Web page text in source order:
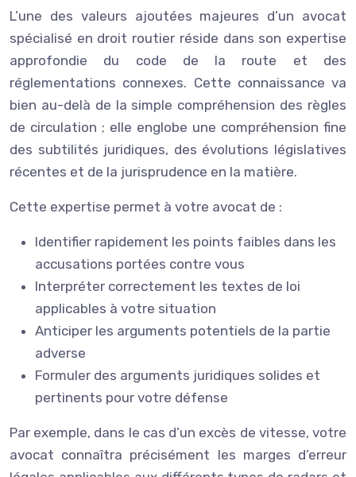
L’une des valeurs ajoutées majeures d’un avocat
spécialisé en droit routier réside dans son expertise
approfondie du code de la route et des
réglementations connexes. Cette connaissance va
bien au-delà de la simple compréhension des règles
de circulation ; elle englobe une compréhension fine
des subtilités juridiques, des évolutions législatives
récentes et de la jurisprudence en la matière.
Cette expertise permet à votre avocat de :
Identifier rapidement les points faibles dans les
accusations portées contre vous
Interpréter correctement les textes de loi
applicables à votre situation
Anticiper les arguments potentiels de la partie
adverse
Formuler des arguments juridiques solides et
pertinents pour votre défense
Par exemple, dans le cas d’un excès de vitesse, votre
avocat connaîtra précisément les marges d’erreur